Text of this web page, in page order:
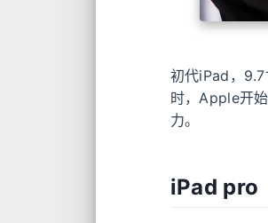
初代iPad，
时，Apple开
力。
iPad pro